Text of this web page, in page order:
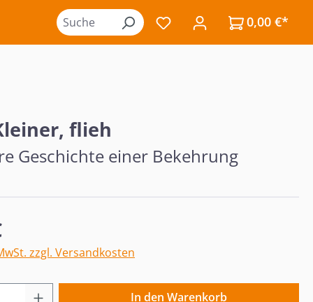
Du hast 0 Produkte auf
0,00 €*
flieh
Geschichte einer Bekehrung
zzgl. Versandkosten
Gib den gewünschten Wert
In den Warenkorb